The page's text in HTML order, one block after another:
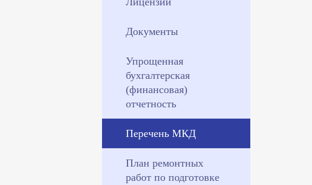
Документы
Упрощенная
бухгалтерская
(финансовая)
отчетность
Перечень МКД
План ремонтных
работ по подготовке